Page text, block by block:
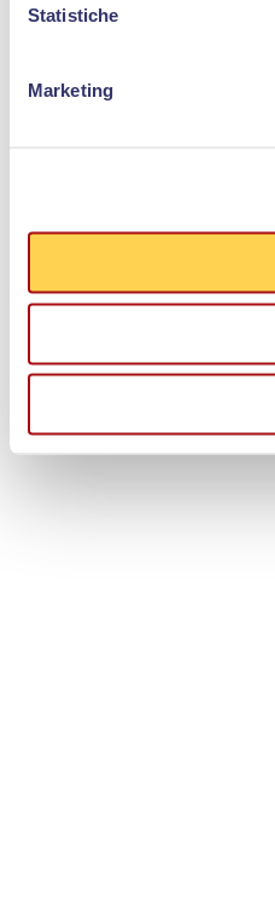
Statistiche
Marketing